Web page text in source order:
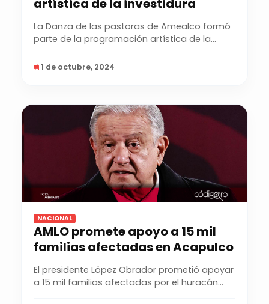
artística de la investidura
La Danza de las pastoras de Amealco formó
parte de la programación artística de la
1 de octubre, 2024
NACIONAL
AMLO promete apoyo a 15 mil
familias afectadas en Acapulco
El presidente López Obrador prometió apoyar
a 15 mil familias afectadas por el huracán